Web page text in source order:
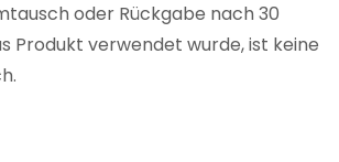
oder Rückgabe nach 30
Produkt verwendet wurde, ist keine